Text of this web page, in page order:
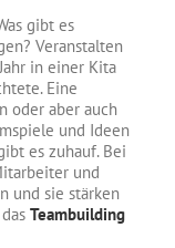
gibt es
Veranstalten
in einer Kita
Eine
oder aber auch
und Ideen
es zuhauf. Bei
und
und sie stärken
Teambuilding